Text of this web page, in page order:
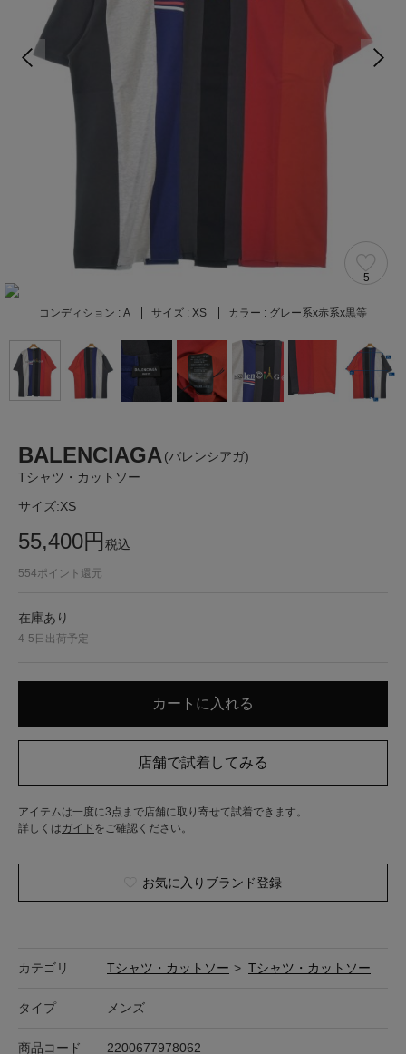
5
コンディション : A サイズ : XS カラー : グレー系x赤系x黒等
BALENCIAGA (バレンシアガ)
Tシャツ・カットソー
サイズ:XS
55,400円税込
554ポイント還元
在庫あり
4-5日出荷予定
アイテムは一度に3点まで店舗に取り寄せて試着できます。
詳しくはガイド をご確認ください。
お気に入りブランド登録
カテゴリ Tシャツ・カットソー > Tシャツ・カットソー
タイプ メンズ
商品コード 2200677978062